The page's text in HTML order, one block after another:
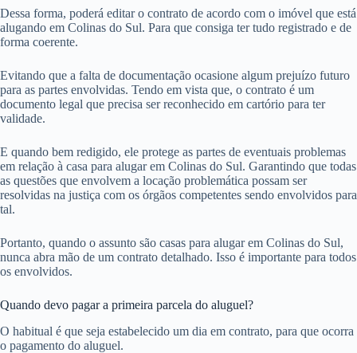
Dessa forma, poderá editar o contrato de acordo com o imóvel que está
alugando em Colinas do Sul. Para que consiga ter tudo registrado e de
forma coerente.
Evitando que a falta de documentação ocasione algum prejuízo futuro
para as partes envolvidas. Tendo em vista que, o contrato é um
documento legal que precisa ser reconhecido em cartório para ter
validade.
E quando bem redigido, ele protege as partes de eventuais problemas
em relação à casa para alugar em Colinas do Sul. Garantindo que todas
as questões que envolvem a locação problemática possam ser
resolvidas na justiça com os órgãos competentes sendo envolvidos para
tal.
Portanto, quando o assunto são casas para alugar em Colinas do Sul,
nunca abra mão de um contrato detalhado. Isso é importante para todos
os envolvidos.
Quando devo pagar a primeira parcela do aluguel?
O habitual é que seja estabelecido um dia em contrato, para que ocorra
o pagamento do aluguel.